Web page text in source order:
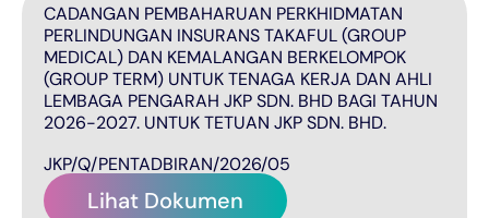
CADANGAN PEMBAHARUAN PERKHIDMATAN
PERLINDUNGAN INSURANS TAKAFUL (GROUP
MEDICAL) DAN KEMALANGAN BERKELOMPOK
(GROUP TERM) UNTUK TENAGA KERJA DAN AHLI
LEMBAGA PENGARAH JKP SDN. BHD BAGI TAHUN
2026-2027. UNTUK TETUAN JKP SDN. BHD.
JKP/Q/PENTADBIRAN/2026/05
Lihat Dokumen